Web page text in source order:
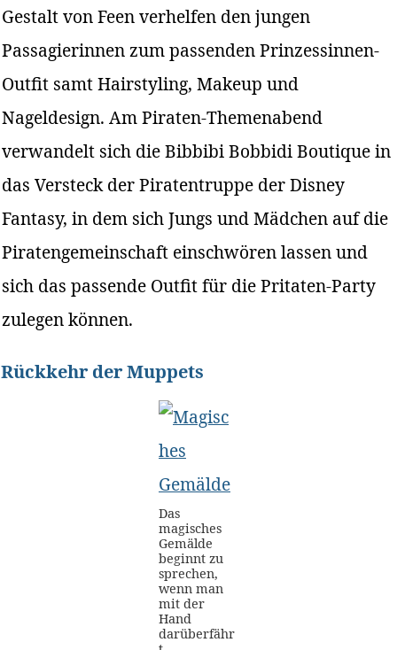
Gestalt von Feen verhelfen den jungen
Passagierinnen zum passenden Prinzessinnen-
Outfit samt Hairstyling, Makeup und
Nageldesign. Am Piraten-Themenabend
verwandelt sich die Bibbibi Bobbidi Boutique in
das Versteck der Piratentruppe der Disney
Fantasy, in dem sich Jungs und Mädchen auf die
Piratengemeinschaft einschwören lassen und
sich das passende Outfit für die Pritaten-Party
zulegen können.
Rückkehr der Muppets
Das
magisches
Gemälde
beginnt zu
sprechen,
wenn man
mit der
Hand
darüberfähr